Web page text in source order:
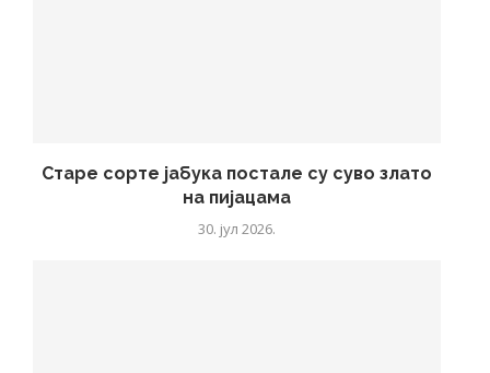
Старе сорте јабука постале су суво злато
на пијацама
30. јул 2026.